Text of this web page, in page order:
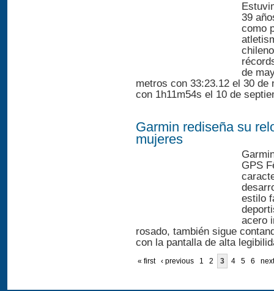
39
como
de
metros con 33:23.12 el 30 de
con 1h11m54s el 10 de
Garmin rediseña su
mujeres
GPS
estilo
acero
rosado, también sigue
con la pantalla de alta
« first ‹ previous 1 2 3 4 5 6